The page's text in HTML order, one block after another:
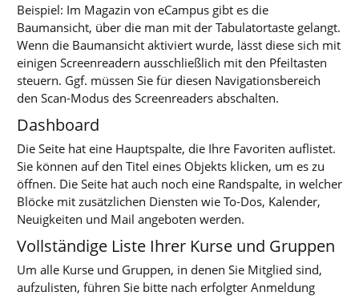
Beispiel: Im Magazin von eCampus gibt es die
Baumansicht, über die man mit der Tabulatortaste gelangt.
Wenn die Baumansicht aktiviert wurde, lässt diese sich mit
einigen Screenreadern ausschließlich mit den Pfeiltasten
steuern. Ggf. müssen Sie für diesen Navigationsbereich
den Scan-Modus des Screenreaders abschalten.
Dashboard
Die Seite hat eine Hauptspalte, die Ihre Favoriten auflistet.
Sie können auf den Titel eines Objekts klicken, um es zu
öffnen. Die Seite hat auch noch eine Randspalte, in welcher
Blöcke mit zusätzlichen Diensten wie To-Dos, Kalender,
Neuigkeiten und Mail angeboten werden.
Vollständige Liste Ihrer Kurse und Gruppen
Um alle Kurse und Gruppen, in denen Sie Mitglied sind,
aufzulisten, führen Sie bitte nach erfolgter Anmeldung